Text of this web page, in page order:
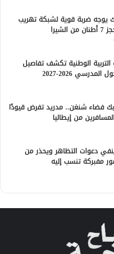
يوجه ضربة قوية لشبكة تهريب
التربية الوطنية تكشف تفاصيل
2026-2027
فضاء شنغن.. مدريد تفرض قيودًا
من إيطاليا
زد 212 ينفي دعوات التظاهر ويحذر من
مفبركة تنسب إليه